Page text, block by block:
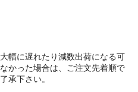
幅に遅れたり減数出荷になる可
かった場合は、ご注文先着順で
承下さい。